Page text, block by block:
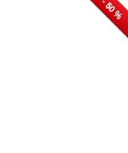
- 40 %
- 25 %
- 25 %
- 50 %
- 50 %